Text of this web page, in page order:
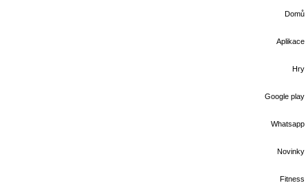
Domů
Aplikace
Hry
Google play
Whatsapp
Novinky
Fitness